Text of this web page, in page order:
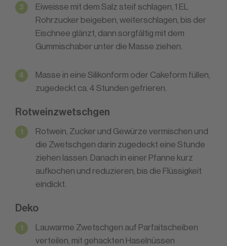
Eiweisse mit dem Salz steif schlagen, 1 EL
Rohrzucker beigeben, weiterschlagen, bis der
Eischnee glänzt, dann sorgfältig mit dem
Gummischaber unter die Masse ziehen.
Masse in eine Silikonform oder Cakeform füllen,
zugedeckt ca. 4 Stunden gefrieren.
Rotweinzwetschgen
Rotwein, Zucker und Gewürze vermischen und
die Zwetschgen darin zugedeckt eine Stunde
ziehen lassen. Danach in einer Pfanne kurz
aufkochen und reduzieren, bis die Flüssigkeit
eindickt.
Deko
Lauwarme Zwetschgen auf Parfaitscheiben
verteilen, mit gehackten Haselnüssen